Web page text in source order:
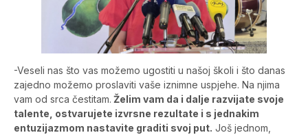
-Veseli nas što vas možemo ugostiti u našoj školi i što danas
zajedno možemo proslaviti vaše iznimne uspjehe. Na njima
vam od srca čestitam. Želim vam da i dalje razvijate svoje
talente, ostvarujete izvrsne rezultate i s jednakim
entuzijazmom nastavite graditi svoj put. Još jednom,